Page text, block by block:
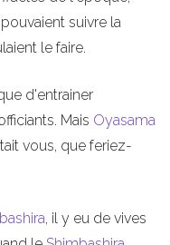
suivre la
le faire.
d'entrainer
Mais Oyasama
vous, que feriez-
, il y eu de vives